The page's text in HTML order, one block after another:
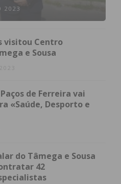
2023
visitou Centro
e Sousa
de Ferreira vai
«Saúde, Desporto e
do Tâmega e Sousa
42